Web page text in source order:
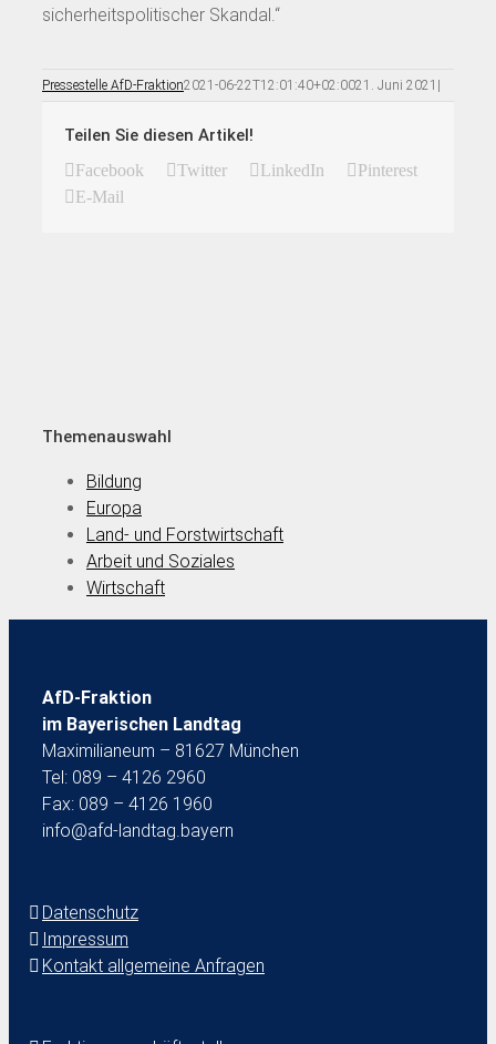
sicherheitspolitischer Skandal.“
Pressestelle AfD-Fraktion2021-06-22T12:01:40+02:0021. Juni 2021 |
Teilen Sie diesen Artikel!
Facebook Twitter LinkedIn
Pinterest
E-Mail
Themenauswahl
Bildung
Europa
Land- und Forstwirtschaft
Arbeit und Soziales
Wirtschaft
AfD-Fraktion
im Bayerischen Landtag
Maximilianeum – 81627 München
Tel: 089 – 4126 2960
Fax: 089 – 4126 1960
info@afd-landtag.bayern
Datenschutz
Impressum
Kontakt allgemeine Anfragen